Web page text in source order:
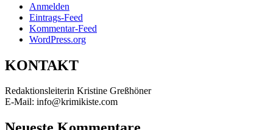
Anmelden
Eintrags-Feed
Kommentar-Feed
WordPress.org
KONTAKT
Redaktionsleiterin Kristine Greßhöner
E-Mail: info@krimikiste.com